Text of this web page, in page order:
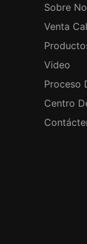
Sobre
Venta
Video
Proceso
Centro